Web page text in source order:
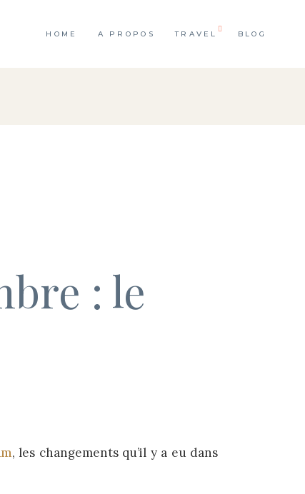
HOME A PROPOS TRAVEL BLOG
: le
, les changements qu’il y a eu dans